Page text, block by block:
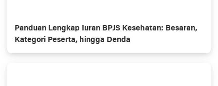
Panduan Lengkap Iuran BPJS Kesehatan: Besaran,
Kategori Peserta, hingga Denda